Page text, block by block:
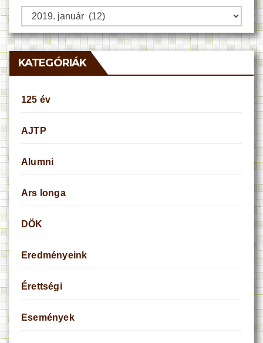
Archívum
KATEGÓRIÁK
125 év
AJTP
Alumni
Ars longa
DÖK
Eredményeink
Érettségi
Események